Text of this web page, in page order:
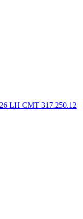
LH CMT 317.250.12